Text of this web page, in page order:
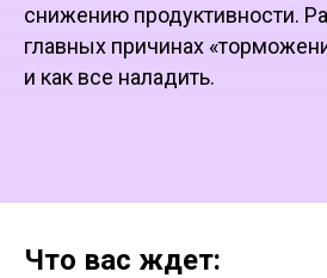
снижению продуктивности.
главных причинах
и как все наладить.
Что вас ждет: